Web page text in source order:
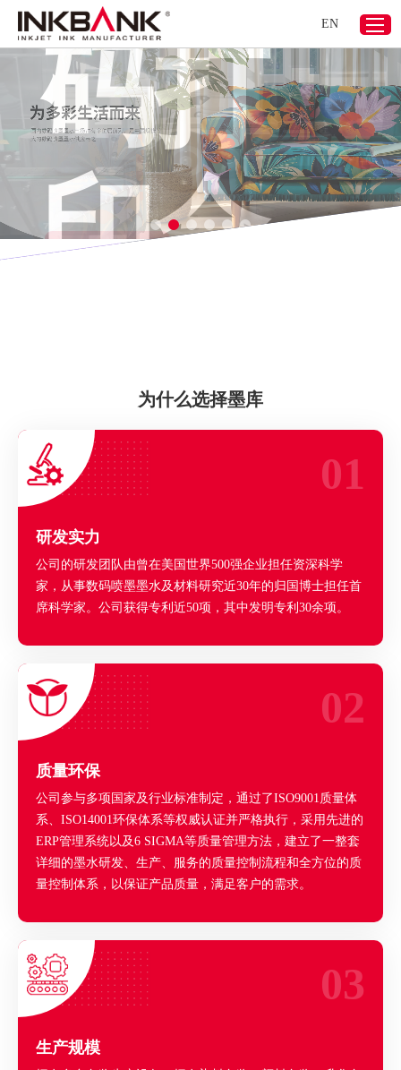
EN
——墨库，卓越性能，引领喷墨科技
立即联系我们>>
为什么选择墨库
01
研发实力
公司的研发团队由曾在美国世界500强企业担任资深科学
家，从事数码喷墨墨水及材料研究近30年的归国博士担任首
席科学家。公司获得专利近50项，其中发明专利30余项。
02
质量环保
公司参与多项国家及行业标准制定，通过了ISO9001质量体
系、ISO14001环保体系等权威认证并严格执行，采用先进的
ERP管理系统以及6 SIGMA等质量管理方法，建立了一整套
详细的墨水研发、生产、服务的质量控制流程和全方位的质
量控制体系，以保证产品质量，满足客户的需求。
03
生产规模